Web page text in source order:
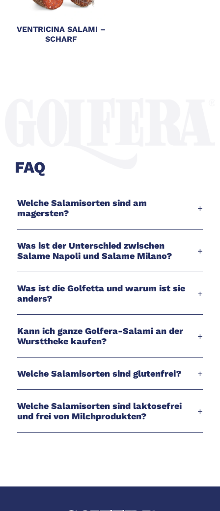
VENTRICINA SALAMI –
SCHARF
FAQ
Welche Salamisorten sind am
magersten?
+
Was ist der Unterschied zwischen
Salame Napoli und Salame Milano?
+
Was ist die Golfetta und warum ist sie
anders?
+
Kann ich ganze Golfera-Salami an der
Wursttheke kaufen?
+
Welche Salamisorten sind glutenfrei? +
Welche Salamisorten sind laktosefrei
und frei von Milchprodukten?
+